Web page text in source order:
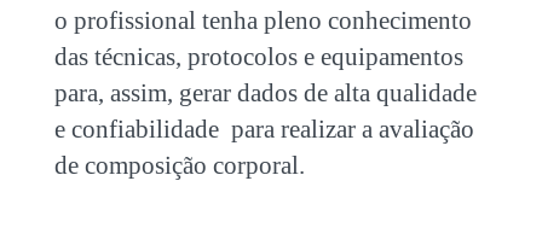
o profissional tenha pleno conhecimento
das técnicas, protocolos e equipamentos
para, assim, gerar dados de alta qualidade
e confiabilidade para realizar a avaliação
de composição corporal.